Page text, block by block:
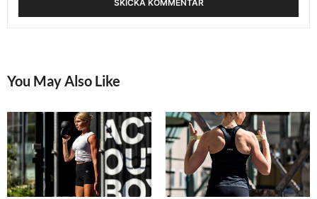
You May Also Like